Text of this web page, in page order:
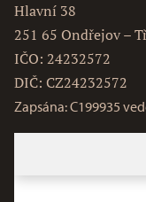
Hlavní 38
251 65 Ondřejov –
IČO: 24232572
DIČ: CZ24232572
Zapsána: C199935